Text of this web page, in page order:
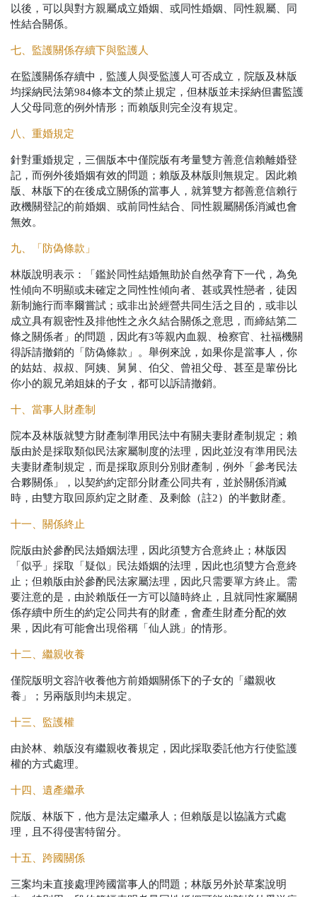
以後，可以與對方親屬成立婚姻、或同性婚姻、同性親屬、同
性結合關係。
七、監護關係存續下與監護人
在監護關係存續中，監護人與受監護人可否成立，院版及林版
均採納民法第984條本文的禁止規定，但林版並未採納但書監護
人父母同意的例外情形；而賴版則完全沒有規定。
八、重婚規定
針對重婚規定，三個版本中僅院版有考量雙方善意信賴離婚登
記，而例外後婚姻有效的問題；賴版及林版則無規定。因此賴
版、林版下的在後成立關係的當事人，就算雙方都善意信賴行
政機關登記的前婚姻、或前同性結合、同性親屬關係消滅也會
無效。
九、「防偽條款」
林版說明表示：「鑑於同性結婚無助於自然孕育下一代，為免
性傾向不明顯或未確定之同性性傾向者、甚或異性戀者，徒因
新制施行而率爾嘗試；或非出於經營共同生活之目的，或非以
成立具有親密性及排他性之永久結合關係之意思，而締結第二
條之關係者」的問題，因此有3等親內血親、檢察官、社福機關
得訴請撤銷的「防偽條款」。舉例來說，如果你是當事人，你
的姑姑、叔叔、阿姨、舅舅、伯父、曾祖父母、甚至是輩份比
你小的親兄弟姐妹的子女，都可以訴請撤銷。
十、當事人財產制
院本及林版就雙方財產制準用民法中有關夫妻財產制規定；賴
版由於是採取類似民法家屬制度的法理，因此並沒有準用民法
夫妻財產制規定，而是採取原則分別財產制，例外「參考民法
合夥關係」，以契約約定部分財產公同共有，並於關係消滅
時，由雙方取回原約定之財產、及剩餘（註2）的半數財產。
十一、關係終止
院版由於參酌民法婚姻法理，因此須雙方合意終止；林版因
「似乎」採取「疑似」民法婚姻的法理，因此也須雙方合意終
止；但賴版由於參酌民法家屬法理，因此只需要單方終止。需
要注意的是，由於賴版任一方可以隨時終止，且就同性家屬關
係存續中所生的約定公同共有的財產，會產生財產分配的效
果，因此有可能會出現俗稱「仙人跳」的情形。
十二、繼親收養
僅院版明文容許收養他方前婚姻關係下的子女的「繼親收
養」；另兩版則均未規定。
十三、監護權
由於林、賴版沒有繼親收養規定，因此採取委託他方行使監護
權的方式處理。
十四、遺產繼承
院版、林版下，他方是法定繼承人；但賴版是以協議方式處
理，且不得侵害特留分。
十五、跨國關係
三案均未直接處理跨國當事人的問題；林版另外於草案說明